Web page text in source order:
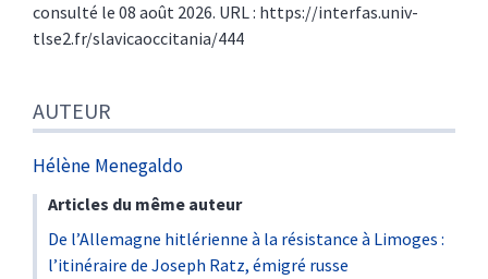
consulté le 08 août 2026. URL : https://interfas.univ-
tlse2.fr/slavicaoccitania/444
AUTEUR
Hélène Menegaldo
Articles du même auteur
De l’Allemagne hitlérienne à la résistance à Limoges :
l’itinéraire de Joseph Ratz, émigré russe